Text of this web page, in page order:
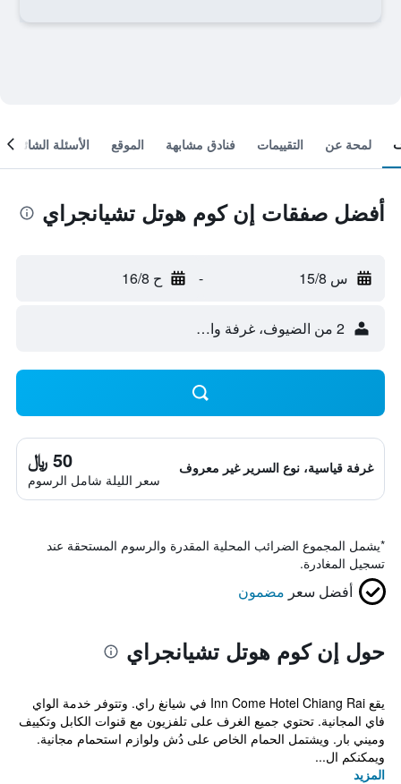
لمحة عن التقييمات فنادق مشابهة الموقع الأسئلة الشائعة
أفضل صفقات إن كوم هوتل تشيانجراي
س 15/8 - ح 16/8
2 من الضيوف، غرفة واحدة
غرفة قياسية، نوع السرير غير معروف 50 ﷼
سعر الليلة شامل الرسوم
*يشمل المجموع الضرائب المحلية المقدرة والرسوم المستحقة عند
تسجيل المغادرة.
أفضل سعر مضمون
حول إن كوم هوتل تشيانجراي
يقع Inn Come Hotel Chiang Rai في شيانغ راي. وتتوفر خدمة الواي
فاي المجانية. تحتوي جميع الغرف على تلفزيون مع قنوات الكابل وتكييف
وميني بار. ويشتمل الحمام الخاص على دُش ولوازم استحمام مجانية.
ويمكنكم ال...
المزيد